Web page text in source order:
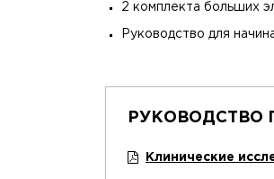
2 комплекта больших
Руководство для
РУКОВОДСТВО
Клинические